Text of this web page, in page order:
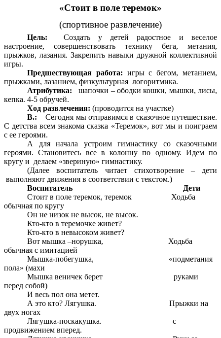
«Стоит в поле теремок»
(спортивное развлечение)
Цель: Создать у детей радостное и веселое
настроение, совершенствовать технику бега, метания,
прыжков, лазания. Закрепить навыки дружной коллективной
игры.
Предшествующая работа: игры с бегом, метанием,
прыжками, лазанием, физкультурная логоритмика.
Атрибутика: шапочки – ободки кошки, мышки, лисы,
кепка. 4-5 обручей.
Ход развлечения: (проводится на участке)
В.: Сегодня мы отправимся в сказочное путешествие.
С детства всем знакома сказка «Теремок», вот мы и поиграем
с ее героями.
А для начала устроим гимнастику со сказочными
героями. Становитесь все в колонну по одному. Идем по
кругу и делаем «звериную» гимнастику.
(Далее воспитатель читает стихотворение – дети
выполняют движения в соответствии с текстом.)
Воспитатель
Дети
Стоит в поле теремок, теремок Ходьба
обычная по кругу
Он не низок не высок, не высок.
Кто-кто в теремочке живет?
Кто-кто в невысоком живет?
Вот мышка –норушка, Ходьба
обычная с имитацией
Мышка-побегушка, «подметания
пола» (махи
Мышка веничек берет руками
перед собой)
И весь пол она метет.
А это кто? Лягушка. Прыжки на
двух ногах
Лягушка-поскакушка. с
продвижением вперед.